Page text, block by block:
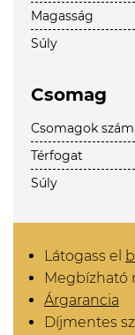
Magasság
Súly
Csomag
Csomagok
Térfogat
Súly
Látogass el
Megbízható
Árgarancia
Díjmentes